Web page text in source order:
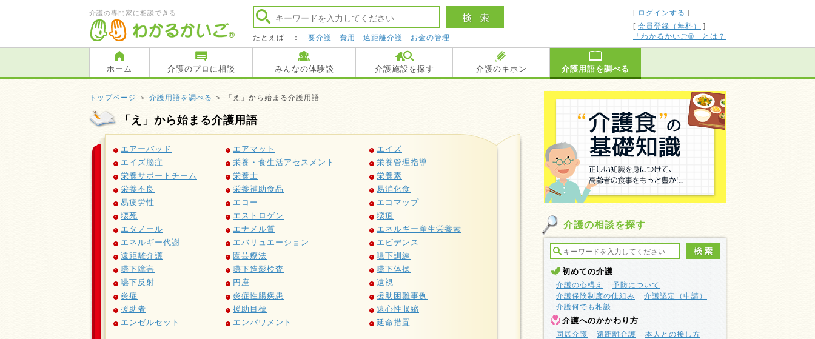
介護の専門家に相談できる
たとえば ： 要介護 費用 遠距離介護 お金の管理
[ ログインする ]
[ 会員登録（無料）
]
「わかるかいご®」とは？
ホーム 介護のプロに相談 みんなの体験談 介護施設を探す 介護のキホン 介護用語を調べる
トップページ ＞ 介護用語を調べる ＞ 「え」から始まる介護用語
「え」から始まる介護用語
エアーバッド エアマット
エイズ
エイズ脳症
栄養・食生活アセスメント
栄養管理指導
栄養サポートチーム
栄養士
栄養素
栄養不良
栄養補助食品
易消化食
易疲労性
エコー
エコマップ
壊死
エストロゲン
壊疽
エタノール
エナメル質
エネルギー産生栄養素
エネルギー代謝
エバリュエーション
エビデンス
遠距離介護
園芸療法
嚥下訓練
嚥下障害
嚥下造影検査
嚥下体操
嚥下反射
円座
遠視
炎症
炎症性腸疾患
援助困難事例
援助者
援助目標
遠心性収縮
エンゼルセット
エンパワメント 延命措置
介護の相談を探す
初めての介護
介護の心構え
予防について
介護保険制度の仕組み
介護認定（申請）
介護何でも相談
介護へのかかわり方
同居介護 遠距離介護
本人との接し方